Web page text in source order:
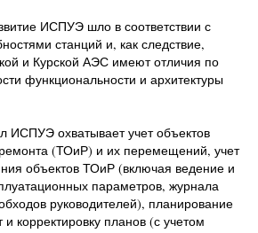
ИСПУЭ шло в соответствии с
станций и, как следствие,
и Курской АЭС имеют отличия по
функциональности и архитектуры
ИСПУЭ охватывает учет объектов
(ТОиР) и их перемещений, учет
объектов ТОиР (включая ведение и
параметров, журнала
руководителей), планирование
корректировку планов (с учетом